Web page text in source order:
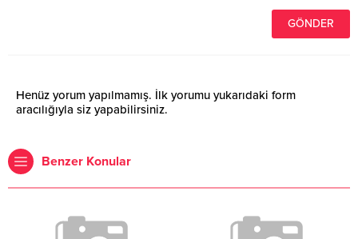
Henüz yorum yapılmamış. İlk yorumu yukarıdaki form
aracılığıyla siz yapabilirsiniz.
Benzer Konular